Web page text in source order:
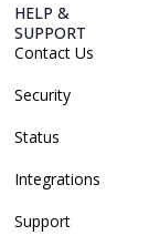
HELP &
SUPPORT
Contact Us
Security
Status
Integrations
Support